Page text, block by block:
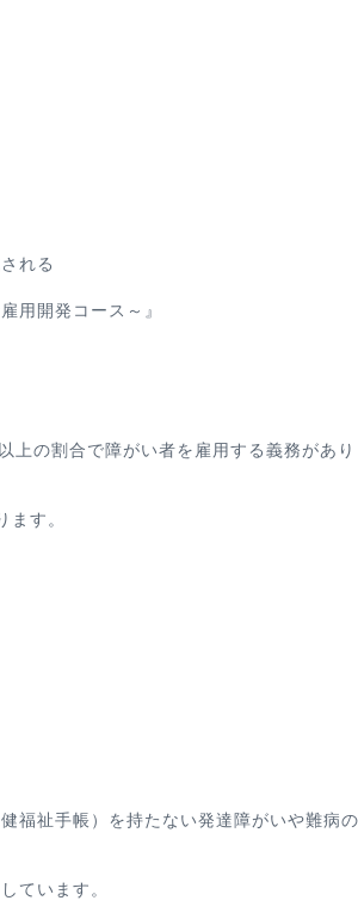
れる
用開発コース～』
上の割合で障がい者を雇用する義務があ
す。
福祉手帳）を持たない発達障がいや難病
ています。